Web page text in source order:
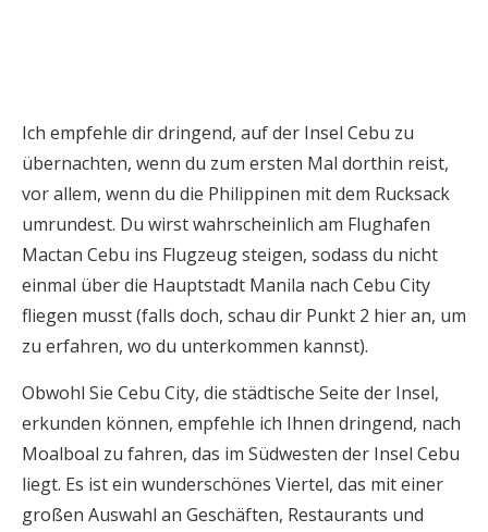
Ich empfehle dir dringend, auf der Insel Cebu zu
übernachten, wenn du zum ersten Mal dorthin reist,
vor allem, wenn du die Philippinen mit dem Rucksack
umrundest. Du wirst wahrscheinlich am Flughafen
Mactan Cebu ins Flugzeug steigen, sodass du nicht
einmal über die Hauptstadt Manila nach Cebu City
fliegen musst (falls doch, schau dir Punkt 2 hier an, um
zu erfahren, wo du unterkommen kannst).
Obwohl Sie Cebu City, die städtische Seite der Insel,
erkunden können, empfehle ich Ihnen dringend, nach
Moalboal zu fahren, das im Südwesten der Insel Cebu
liegt. Es ist ein wunderschönes Viertel, das mit einer
großen Auswahl an Geschäften, Restaurants und